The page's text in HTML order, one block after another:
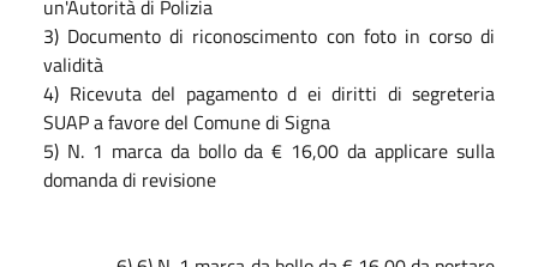
un'Autorità di Polizia
3) Documento di riconoscimento con foto in corso di
validità
4) Ricevuta del pagamento d ei diritti di segreteria
SUAP a favore del Comune di Signa
5) N. 1 marca da bollo da € 16,00 da applicare sulla
domanda di revisione